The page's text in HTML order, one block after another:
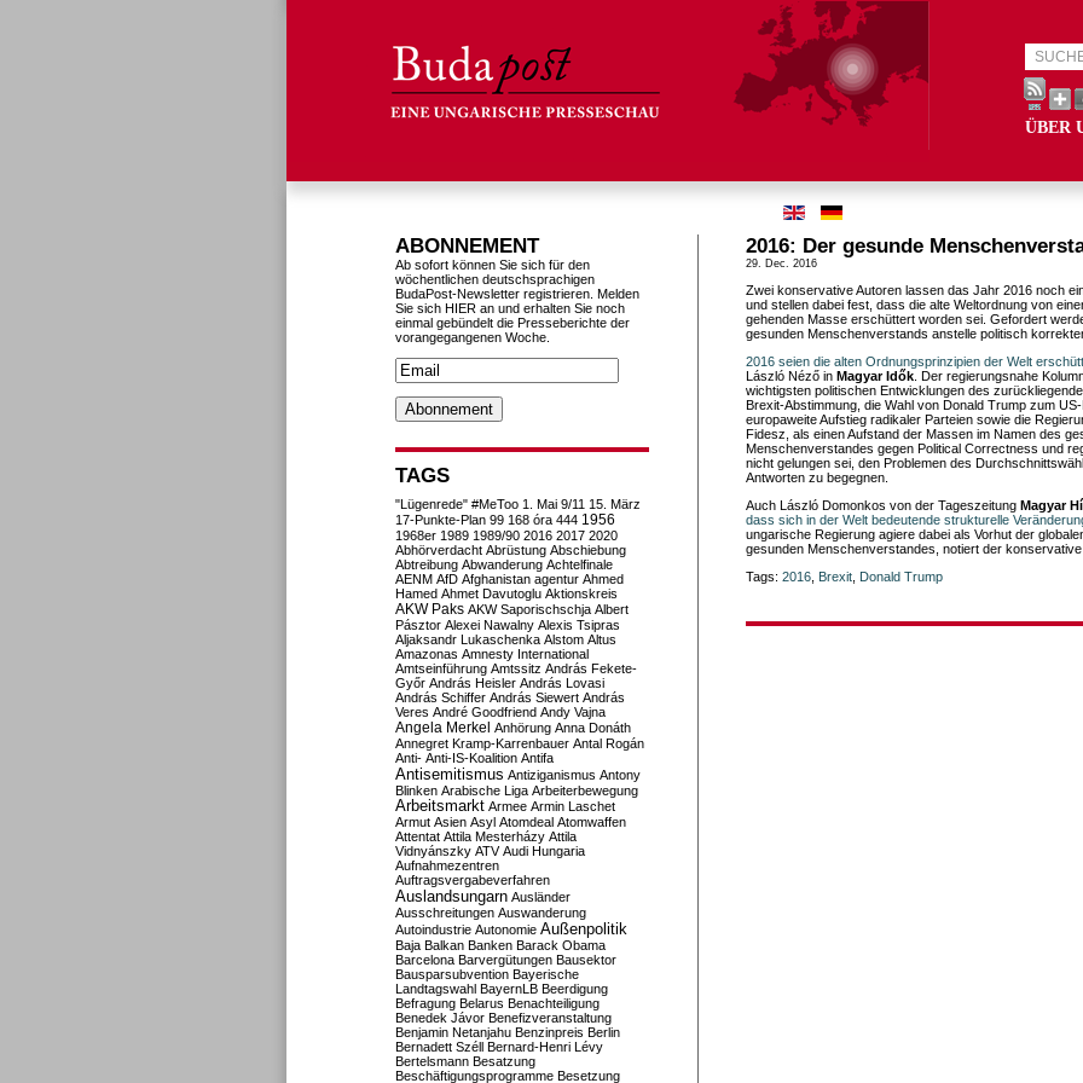
ÜBER
2016: Der gesunde
29. Dec. 2016
Zwei konservative Autoren lassen das Jahr 2016 noch
und stellen dabei fest, dass die alte Weltordnung von
gehenden Masse erschüttert worden sei. Gefordert
gesunden Menschenverstands anstelle politisch
2016 seien die alten Ordnungsprinzipien der Welt
László Néző in Magyar Idők . Der regierungsnahe
wichtigsten politischen Entwicklungen des
Brexit-Abstimmung, die Wahl von Donald Trump zum
europaweite Aufstieg radikaler Parteien sowie die
Fidesz, als einen Aufstand der Massen im Namen des
Menschenverstandes gegen Political Correctness und
nicht gelungen sei, den Problemen des
Antworten zu begegnen.
Auch László Domonkos von der Tageszeitung Magyar
dass sich in der Welt bedeutende strukturelle
ungarische Regierung agiere dabei als Vorhut der
gesunden Menschenverstandes, notiert der konservative
Tags: 2016 Brexit Donald Trump
ABONNEMENT
Ab sofort können Sie sich für den
wöchentlichen deutschsprachigen
BudaPost-Newsletter registrieren. Melden
Sie sich HIER an und erhalten Sie noch
einmal gebündelt die Presseberichte der
vorangegangenen Woche.
TAGS
"Lügenrede" #MeToo 1. Mai 9/11 15. März
17-Punkte-Plan 99 168 óra 444 1956
1968er 1989 1989/90 2016 2017 2020
Abhörverdacht Abrüstung Abschiebung
Abtreibung Abwanderung Achtelfinale
AENM AfD Afghanistan agentur Ahmed
Hamed Ahmet Davutoglu Aktionskreis
AKW Paks AKW Saporischschja Albert
Pásztor Alexei Nawalny Alexis Tsipras
Aljaksandr Lukaschenka Alstom Altus
Amazonas Amnesty International
Amtseinführung Amtssitz András Fekete-
Győr András Heisler András Lovasi
András Schiffer András Siewert András
Veres André Goodfriend Andy Vajna
Angela Merkel Anhörung Anna Donáth
Annegret Kramp-Karrenbauer Antal Rogán
Anti- Anti-IS-Koalition Antifa
Antisemitismus Antiziganismus Antony
Blinken Arabische Liga Arbeiterbewegung
Arbeitsmarkt Armee Armin Laschet
Armut Asien Asyl Atomdeal Atomwaffen
Attentat Attila Mesterházy Attila
Vidnyánszky ATV Audi Hungaria
Aufnahmezentren
Auftragsvergabeverfahren
Auslandsungarn Ausländer
Ausschreitungen Auswanderung
Autoindustrie Autonomie Außenpolitik
Baja Balkan Banken Barack Obama
Barcelona Barvergütungen Bausektor
Bausparsubvention Bayerische
Landtagswahl BayernLB Beerdigung
Befragung Belarus Benachteiligung
Benedek Jávor Benefizveranstaltung
Benjamin Netanjahu Benzinpreis Berlin
Bernadett Széll Bernard-Henri Lévy
Bertelsmann Besatzung
Beschäftigungsprogramme Besetzung